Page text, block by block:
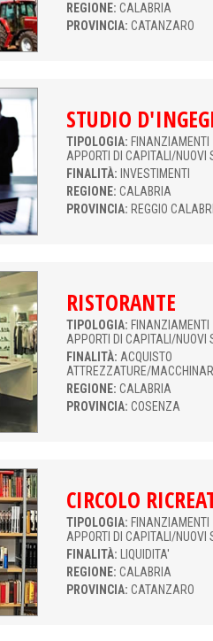
REGIONE: CALABRIA
PROVINCIA: CATANZARO
STUDIO
TIPOLOGIA:
APPORTI DI CAPITALI/NUOVI
FINALITÀ: INVESTIMENTI
REGIONE: CALABRIA
PROVINCIA: REGGIO
RISTORANTE
TIPOLOGIA:
APPORTI DI CAPITALI/NUOVI
FINALITÀ: ACQUISTO
ATTREZZATURE/
REGIONE: CALABRIA
PROVINCIA: COSENZA
CIRCOLO
TIPOLOGIA:
APPORTI DI CAPITALI/NUOVI
FINALITÀ:
LIQUIDITA'
REGIONE: CALABRIA
PROVINCIA: CATANZARO